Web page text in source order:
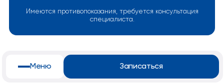
Меню Записаться
Имеются противопоказания, требуется консультация
специалиста.